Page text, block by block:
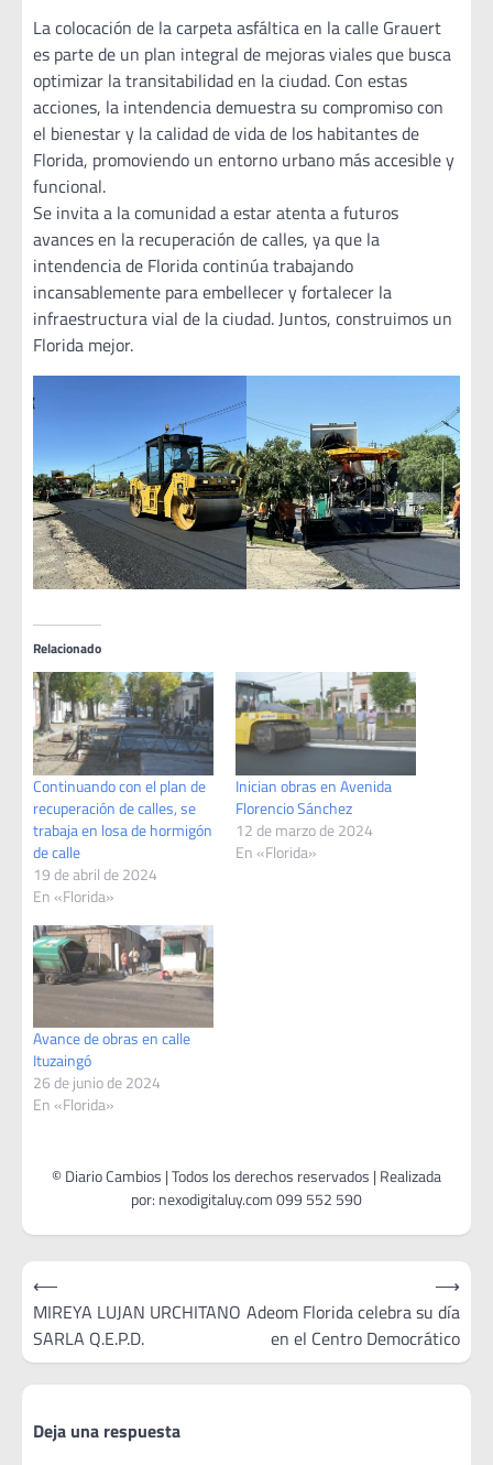
La colocación de la carpeta asfáltica en la calle Grauert
es parte de un plan integral de mejoras viales que busca
optimizar la transitabilidad en la ciudad. Con estas
acciones, la intendencia demuestra su compromiso con
el bienestar y la calidad de vida de los habitantes de
Florida, promoviendo un entorno urbano más accesible y
funcional.
Se invita a la comunidad a estar atenta a futuros
avances en la recuperación de calles, ya que la
intendencia de Florida continúa trabajando
incansablemente para embellecer y fortalecer la
infraestructura vial de la ciudad. Juntos, construimos un
Florida mejor.
Relacionado
Continuando con el plan de
recuperación de calles, se
trabaja en losa de hormigón
de calle
19 de abril de 2024
En «Florida»
Inician obras en Avenida
Florencio Sánchez
12 de marzo de 2024
En «Florida»
Avance de obras en calle
Ituzaingó
26 de junio de 2024
En «Florida»
Navegación
de
entradas
⟵
MIREYA LUJAN URCHITANO
SARLA Q.E.P.D.
Adeom Florida celebra su día
en el Centro Democrático
⟶
Deja una respuesta